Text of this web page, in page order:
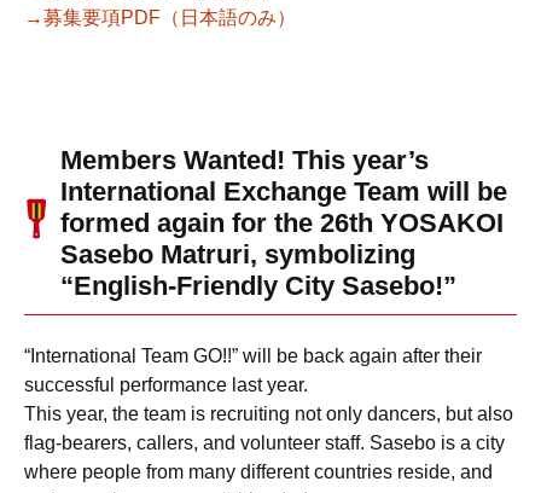
→募集要項PDF（日本語のみ）
Members Wanted! This year’s
International Exchange Team will be
formed again for the 26th YOSAKOI
Sasebo Matruri, symbolizing
“English-Friendly City Sasebo!”
“International Team GO!!” will be back again after their
successful performance last year.
This year, the team is recruiting not only dancers, but also
flag-bearers, callers, and volunteer staff. Sasebo is a city
where people from many different countries reside, and